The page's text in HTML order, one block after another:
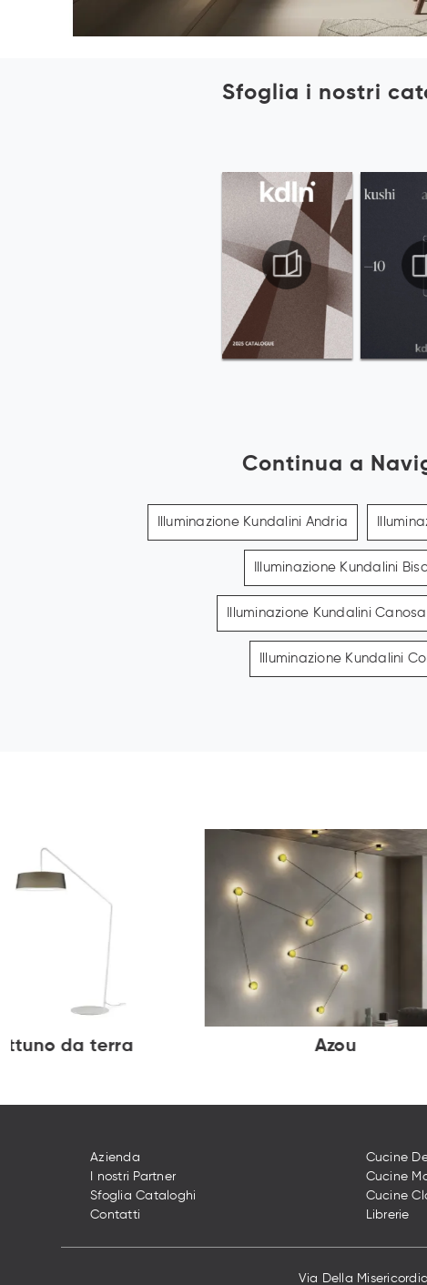
Sfoglia i nostri
Continua a
Illuminazione Kundalini Andria
Illuminazione Kundalini
Illuminazione Kundalini
Illuminazione Kundalini
da terra Azou
Azienda
I nostri Partner
Sfoglia Cataloghi
Contatti
Cucine
Cucine
Cucine
Librerie
Via Della